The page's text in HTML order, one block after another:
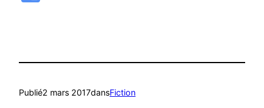
Publié2 mars 2017dansFiction